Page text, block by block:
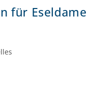
für Eseldame